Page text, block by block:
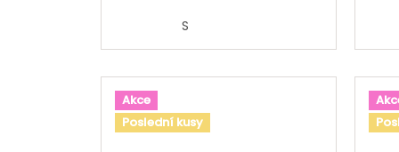
S
Akce
Poslední kusy